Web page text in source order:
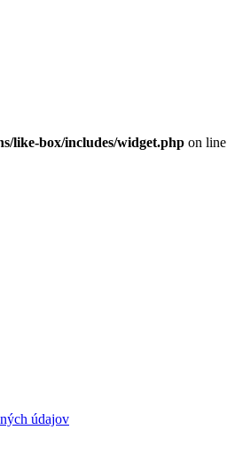
like-box/includes/widget.php on line
údajov